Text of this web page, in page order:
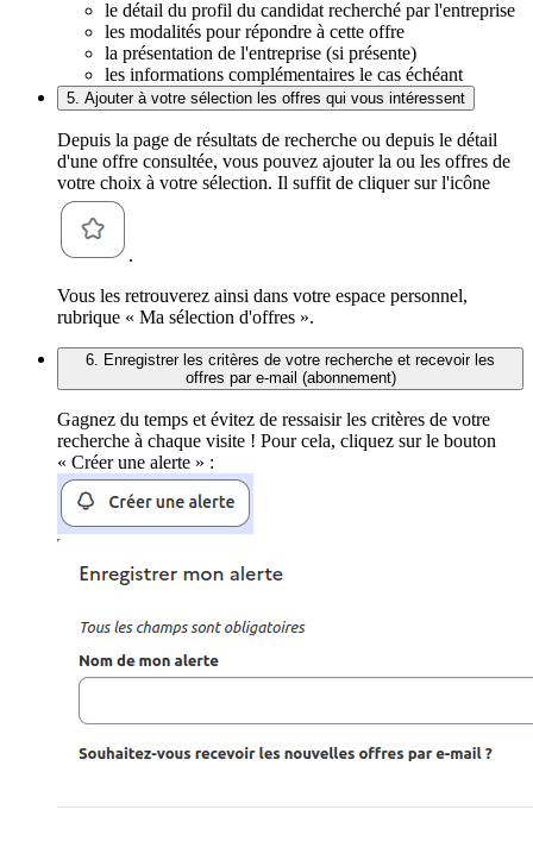
le détail du profil du candidat recherché par l'entreprise
les modalités pour répondre à cette offre
la présentation de l'entreprise (si présente)
les informations complémentaires le cas échéant
5. Ajouter à votre sélection les offres qui vous intéressent
Depuis la page de résultats de recherche ou depuis le détail
d'une offre consultée, vous pouvez ajouter la ou les offres de
votre choix à votre sélection. Il suffit de cliquer sur l'icône
.
Vous les retrouverez ainsi dans votre espace personnel,
rubrique « Ma sélection d'offres ».
6. Enregistrer les critères de votre recherche et recevoir les
offres par e-mail (abonnement)
Gagnez du temps et évitez de ressaisir les critères de votre
recherche à chaque visite ! Pour cela, cliquez sur le bouton
« Créer une alerte » :